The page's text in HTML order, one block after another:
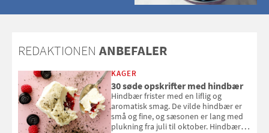
REDAKTIONEN ANBEFALER
KAGER
30 søde opskrifter med hindbær
Hindbær frister med en liflig og
aromatisk smag. De vilde hindbær er
små og fine, og sæsonen er lang med
plukning fra juli til oktober. Hindbær